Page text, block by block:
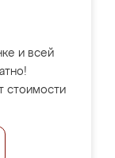
и всей
стоимости